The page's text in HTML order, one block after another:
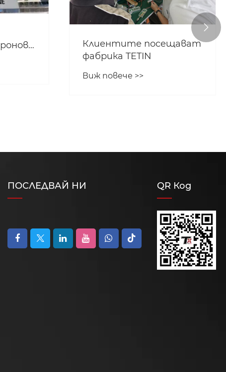
Клиентите посещават
фабрика TETIN
Виж повече >>

ПОСЛЕДВАЙ НИ QR Код